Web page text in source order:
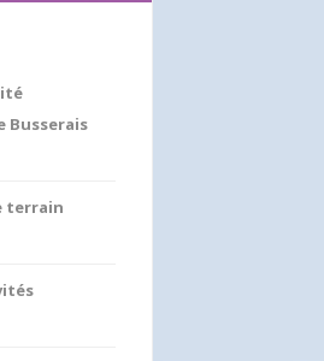
Busserais
terrain